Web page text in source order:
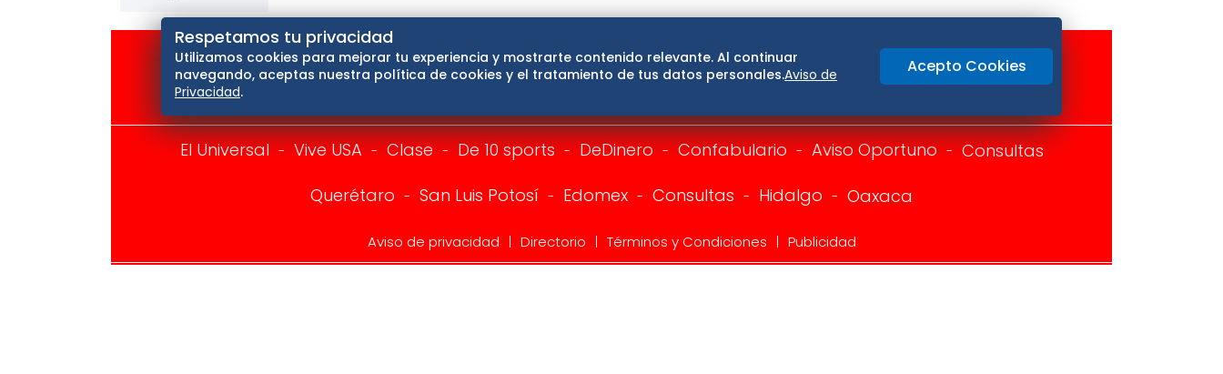
El Universal Vive USA Clase De 10 sports DeDinero Confabulario Aviso Oportuno
Consultas
Querétaro
San Luis Potosí Edomex Consultas Hidalgo Oaxaca
Aviso de privacidad Directorio Términos y Condiciones Publicidad
Respetamos tu privacidad
Utilizamos cookies para mejorar tu experiencia y mostrarte contenido relevante. Al continuar
navegando, aceptas nuestra política de cookies y el tratamiento de tus datos personales.Aviso de
Privacidad.
Acepto Cookies